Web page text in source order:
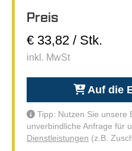
Preis
€ 33,82 / Stk.
inkl. MwSt
Auf die
Tipp: Nutzen Sie unsere
unverbindliche Anfrage für
Dienstleistungen (z.B.